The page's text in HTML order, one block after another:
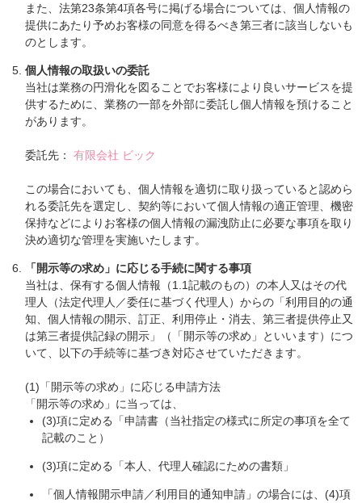
また、法第23条第4項各号に掲げる場合については、個人情報の
提供にあたり予めお客様の同意を得るべき第三者に該当しないも
のとします。
個人情報の取扱いの委託
当社は業務の円滑化を図ることでお客様により良いサービスを提
供するために、業務の一部を外部に委託し個人情報を預けること
があります。
委託先： 有限会社 ビック
この場合においても、個人情報を適切に取り扱っていると認めら
れる委託先を選定し、契約等において個人情報の適正管理、機密
保持などによりお客様の個人情報の漏洩防止に必要な事項を取り
決め適切な管理を実施いたします。
「開示等の求め」に応じる手続に関する事項
当社は、保有する個人情報（1.1記載のもの）の本人又はその代
理人（法定代理人／委任に基づく代理人）からの「利用目的の通
知、個人情報の開示、訂正、利用停止・消去、第三者提供停止又
は第三者提供記録の開示」（「開示等の求め」といいます）につ
いて、以下の手続等に基づき対応させていただきます。
(1)「開示等の求め」に応じる申請方法
「開示等の求め」に当っては、
(3)項に定める「申請書（当社指定の様式に所定の事項を全て
記載のこと）
(3)項に定める「本人、代理人確認にための書類」
「個人情報開示申請／利用目的通知申請」の場合には、(4)項